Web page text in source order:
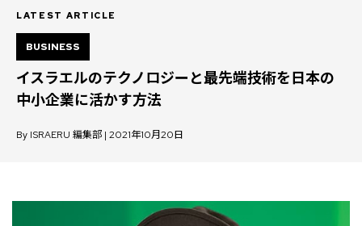
LATEST ARTICLE
BUSINESS
イスラエルのテクノロジーと最先端技術を日本の
中小企業に活かす方法
By ISRAERU 編集部 | 2021年10月20日